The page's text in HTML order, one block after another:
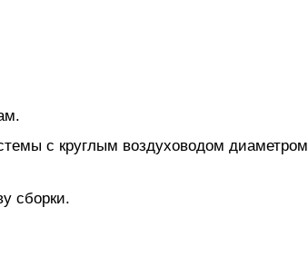
с круглым воздуховодом диаметром
сборки.